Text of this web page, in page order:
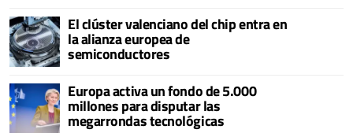
El clúster valenciano del chip entra en
la alianza europea de
semiconductores
Europa activa un fondo de 5.000
millones para disputar las
megarrondas tecnológicas